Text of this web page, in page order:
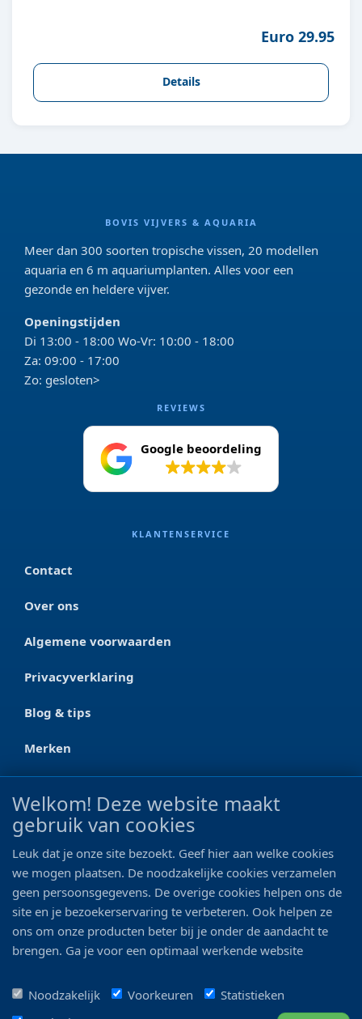
Euro 29.95
Details
BOVIS VIJVERS & AQUARIA
Meer dan 300 soorten tropische vissen, 20 modellen
aquaria en 6 m aquariumplanten. Alles voor een
gezonde en heldere vijver.
Openingstijden
Di 13:00 - 18:00 Wo-Vr: 10:00 - 18:00
Za: 09:00 - 17:00
Zo: gesloten>
REVIEWS
Google beoordeling
KLANTENSERVICE
Contact
Over ons
Algemene voorwaarden
Privacyverklaring
Blog & tips
Merken
CONTACT
Ootmarsumseweg 125a
0546 - 622 990
06 - 11 19 81 42
info@bo-vis.nl
Welkom! Deze website maakt
gebruik van cookies
Leuk dat je onze site bezoekt. Geef hier aan welke cookies
we mogen plaatsen. De noodzakelijke cookies verzamelen
geen persoonsgegevens. De overige cookies helpen ons de
site en je bezoekerservaring te verbeteren. Ook helpen ze
ons om onze producten beter bij je onder de aandacht te
brengen. Ga je voor een optimaal werkende website
Noodzakelijk
Voorkeuren
Statistieken